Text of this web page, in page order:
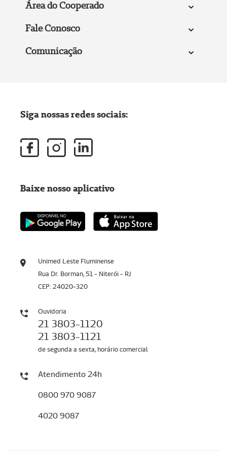
Área do Cooperado
Fale Conosco
Comunicação
Unimed Leste Fluminense
Rua Dr. Borman, 51 - Niterói - RJ
CEP: 24020-320
Ouvidoria
21 3803-1120
21 3803-1121
de segunda a sexta, horário comercial
Atendimento 24h
0800 970 9087
4020 9087
Siga nossas redes sociais:
Baixe nosso aplicativo